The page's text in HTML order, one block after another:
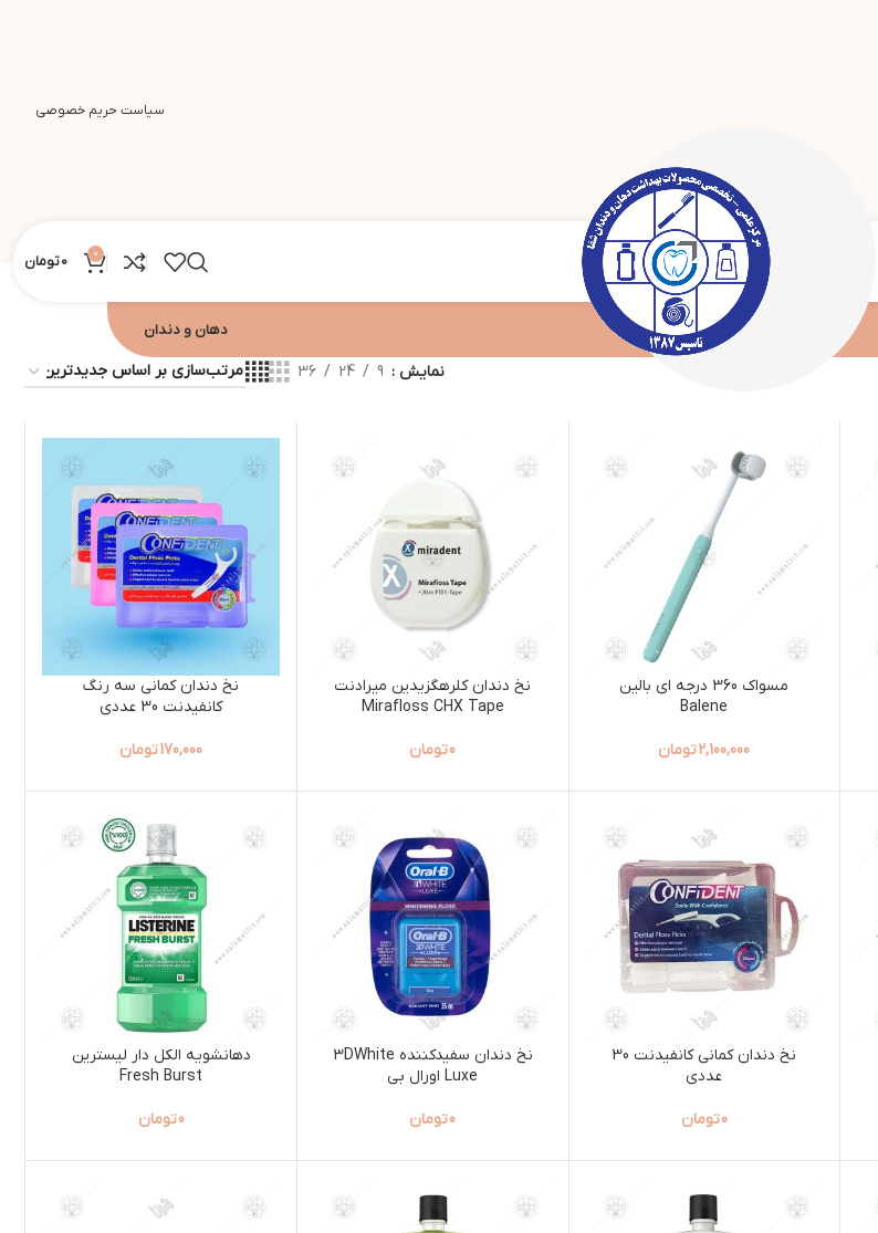
سیاست حریم خصوصی
0
0تومان
دهان و دندان
نمایش 9
24
36
مسواک 360 درجه ای بالین
Balene
2,100,000تومان
نخ دندان کلرهگزیدین میرادنت
Mirafloss CHX Tape
0تومان
نخ دندان کمانی سه رنگ
کانفیدنت 30 عددی
170,000تومان
نخ دندان کمانی کانفیدنت 30
عددی
0تومان
نخ دندان سفیدکننده 3DWhite
Luxe اورال بی
0تومان
دهانشویه الکل دار لیسترین
Fresh Burst
0تومان